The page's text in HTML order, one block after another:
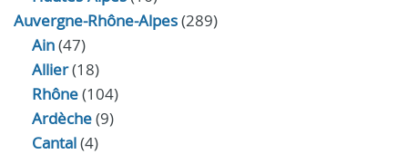
Auvergne-Rhône-Alpes(289)
Ain(47)
Allier(18)
Rhône(104)
Ardèche(9)
Cantal(4)